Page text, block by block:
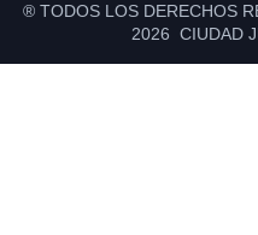
® TODOS LOS DERECHOS
2026 CIUDAD